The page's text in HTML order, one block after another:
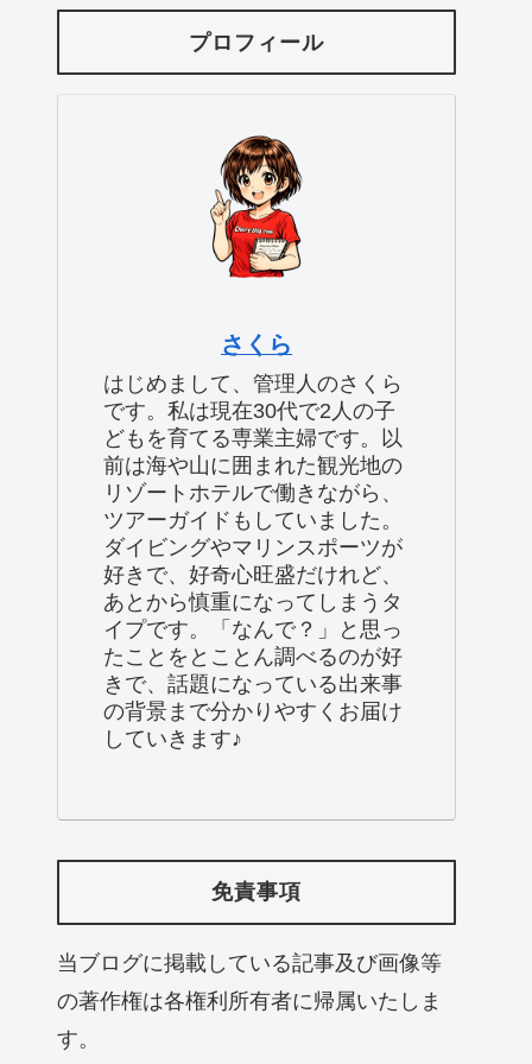
プロフィール
さくら
はじめまして、管理人のさくら
です。私は現在30代で2人の子
どもを育てる専業主婦です。以
前は海や山に囲まれた観光地の
リゾートホテルで働きながら、
ツアーガイドもしていました。
ダイビングやマリンスポーツが
好きで、好奇心旺盛だけれど、
あとから慎重になってしまうタ
イプです。「なんで？」と思っ
たことをとことん調べるのが好
きで、話題になっている出来事
の背景まで分かりやすくお届け
していきます♪
免責事項
当ブログに掲載している記事及び画像等
の著作権は各権利所有者に帰属いたしま
す。